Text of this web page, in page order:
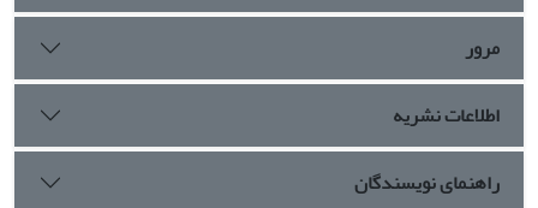
مرور
اطلاعات نشریه
راهنمای نویسندگان